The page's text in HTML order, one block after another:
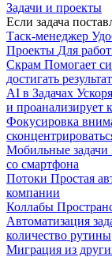
Задачи и проекты
Если задача
Таск-менеджер
Проекты Для
Скрам Помогает
достигать
AI в Задачах
и проанализирует
Фокусировка
Мобильные задачи
со смартфона
Потоки Простая
компании
Коллабы
Автоматизация
количество рутины
Миграция из